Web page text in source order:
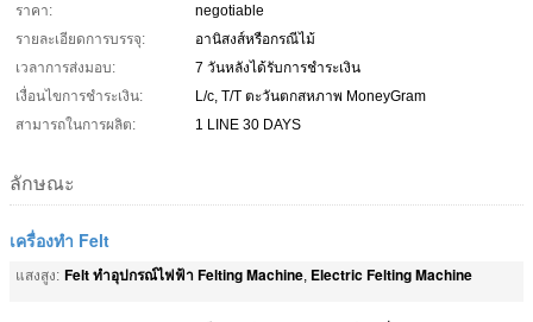
ราคา:
negotiable
รายละเอียดการบรรจุ:
อานิสงส์หรือกรณีไม้
เวลาการส่งมอบ:
7 วันหลังได้รับการชำระเงิน
เงื่อนไขการชำระเงิน:
L/c, T/T ตะวันตกสหภาพ MoneyGram
สามารถในการผลิต:
1 LINE 30 DAYS
ลักษณะ
เครื่องทำ Felt
แสงสูง: Felt ทำอุปกรณ์ไฟฟ้า Felting Machine, Electric Felting Machine